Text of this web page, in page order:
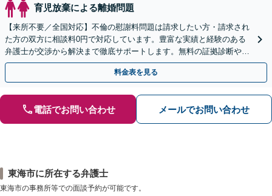
育児放棄による離婚問題
【来所不要／全国対応】不倫の慰謝料問題は請求したい方・請求され
た方の双方に相談料0円で対応しています。豊富な実績と経験のある
弁護士が交渉から解決まで徹底サポートします。無料の証拠診断や着
手金の返還保証もありますので安心してご相談ください。
料金表を見る
電話でお問い合わせ メールでお問い合わせ
東海市に所在する弁護士
東海市の事務所等での面談予約が可能です。